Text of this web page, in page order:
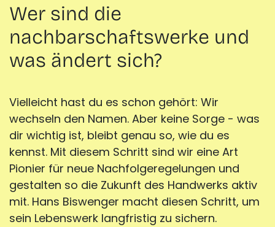
Wer sind die
nachbarschaftswerke und
was ändert sich?
Vielleicht hast du es schon gehört: Wir
wechseln den Namen. Aber keine Sorge - was
dir wichtig ist, bleibt genau so, wie du es
kennst. Mit diesem Schritt sind wir eine Art
Pionier für neue Nachfolgeregelungen und
gestalten so die Zukunft des Handwerks aktiv
mit. Hans Biswenger macht diesen Schritt, um
sein Lebenswerk langfristig zu sichern.